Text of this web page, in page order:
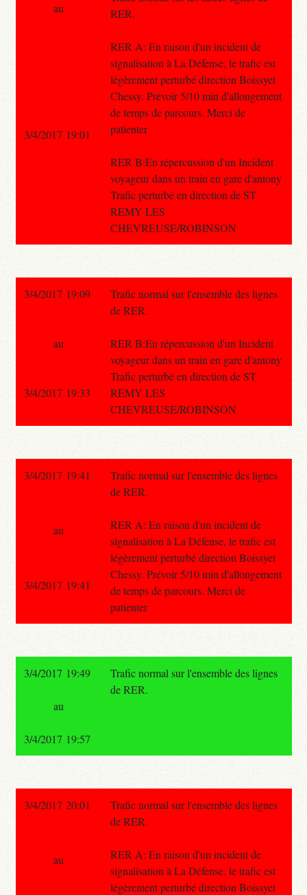
RER.
RER A: En raison d'un incident de
signalisation à La Défense, le trafic est
légèrement perturbé direction Boissyet
Chessy. Prévoir 5/10 min d'allongement
de temps de parcours. Merci de
patienter
RER B:En répercussion d'un Incident
voyageur dans un train en gare d'antony
Trafic perturbé en direction de ST
REMY LES
CHEVREUSE/ROBINSON
au
3/4/2017 19:01
3/4/2017 19:09
Trafic normal sur l'ensemble des lignes
de RER.
RER B:En répercussion d'un Incident
voyageur dans un train en gare d'antony
Trafic perturbé en direction de ST
REMY LES
CHEVREUSE/ROBINSON
au
3/4/2017 19:33
3/4/2017 19:41
Trafic normal sur l'ensemble des lignes
de RER.
RER A: En raison d'un incident de
signalisation à La Défense, le trafic est
légèrement perturbé direction Boissyet
Chessy. Prévoir 5/10 min d'allongement
de temps de parcours. Merci de
patienter
au
3/4/2017 19:41
3/4/2017 19:49
Trafic normal sur l'ensemble des lignes
de RER.
au
3/4/2017 19:57
3/4/2017 20:01
Trafic normal sur l'ensemble des lignes
de RER.
RER A: En raison d'un incident de
signalisation à La Défense, le trafic est
légèrement perturbé direction Boissyet
au